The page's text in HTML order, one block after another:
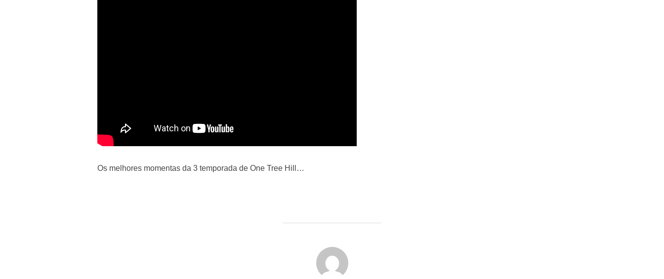
Os melhores momentas da 3 temporada de One Tree Hill…
FORFATTER